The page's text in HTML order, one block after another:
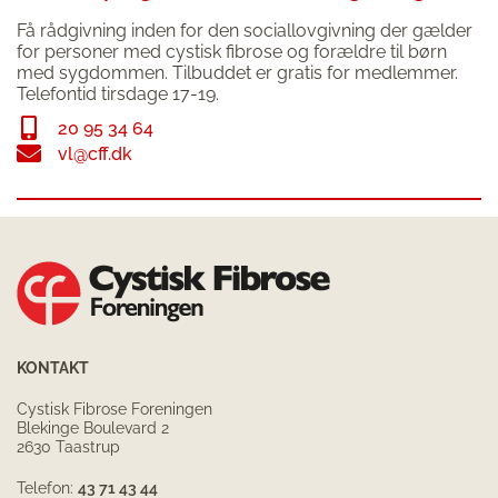
Få rådgivning inden for den sociallovgivning der gælder
for personer med cystisk fibrose og forældre til børn
med sygdommen. Tilbuddet er gratis for medlemmer.
Telefontid tirsdage 17-19.
20 95 34 64
vl@cff.dk
KONTAKT
Cystisk Fibrose Foreningen
Blekinge Boulevard 2
2630 Taastrup
Telefon: 43 71 43 44